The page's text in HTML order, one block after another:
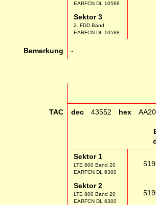
EARFCN DL 10588
Sektor 3
2. FDD Band
EARFCN DL 10588
Bemerkung -
TAC dec 43552 hex AA20
Sektor 1
LTE 800 Band 20
EARFCN DL 6300
Sektor 2
LTE 800 Band 20
EARFCN DL 6300